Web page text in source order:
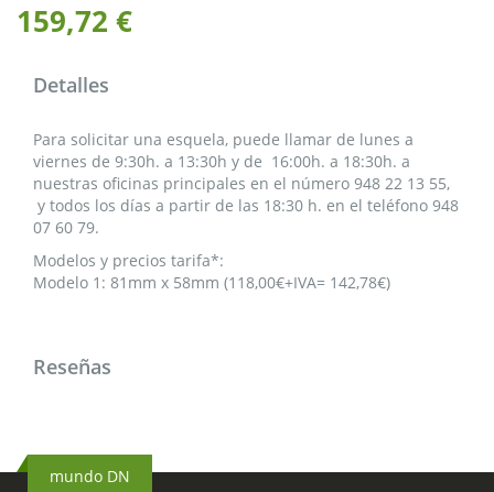
159,72 €
Detalles
Para solicitar una esquela, puede llamar de lunes a
viernes de 9:30h. a 13:30h y de 16:00h. a 18:30h. a
nuestras oficinas principales en el número 948 22 13 55,
y todos los días a partir de las 18:30 h. en el teléfono 948
07 60 79.
Modelos y precios tarifa*:
Modelo 1: 81mm x 58mm (118,00€+IVA= 142,78€)
Reseñas
mundo DN